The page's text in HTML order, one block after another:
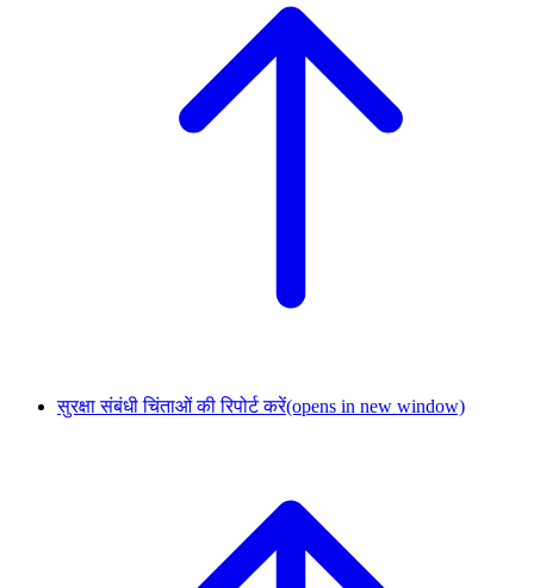
सुरक्षा संबंधी चिंताओं की रिपोर्ट करें(opens in new window)